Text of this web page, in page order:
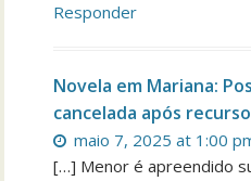
Responder
Novela em Mariana:
cancelada após
maio 7, 2025 at 1:00
[…] Menor é apreendido